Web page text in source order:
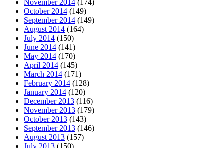
November 2014 (174)
October 2014 (149)
September 2014 (149)
August 2014 (164)
July 2014 (150)
June 2014 (141)
May 2014 (170)
April 2014 (145)
March 2014 (171)
February 2014 (128)
January 2014 (120)
December 2013 (116)
November 2013 (179)
October 2013 (143)
September 2013 (146)
August 2013 (157)
July 2013 (150)